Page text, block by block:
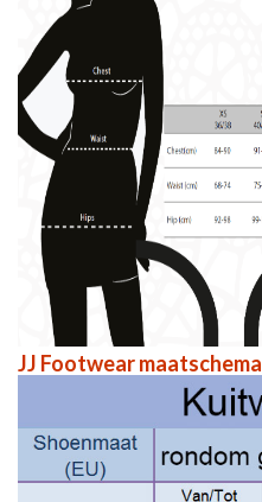
JJ Footwear maatschema